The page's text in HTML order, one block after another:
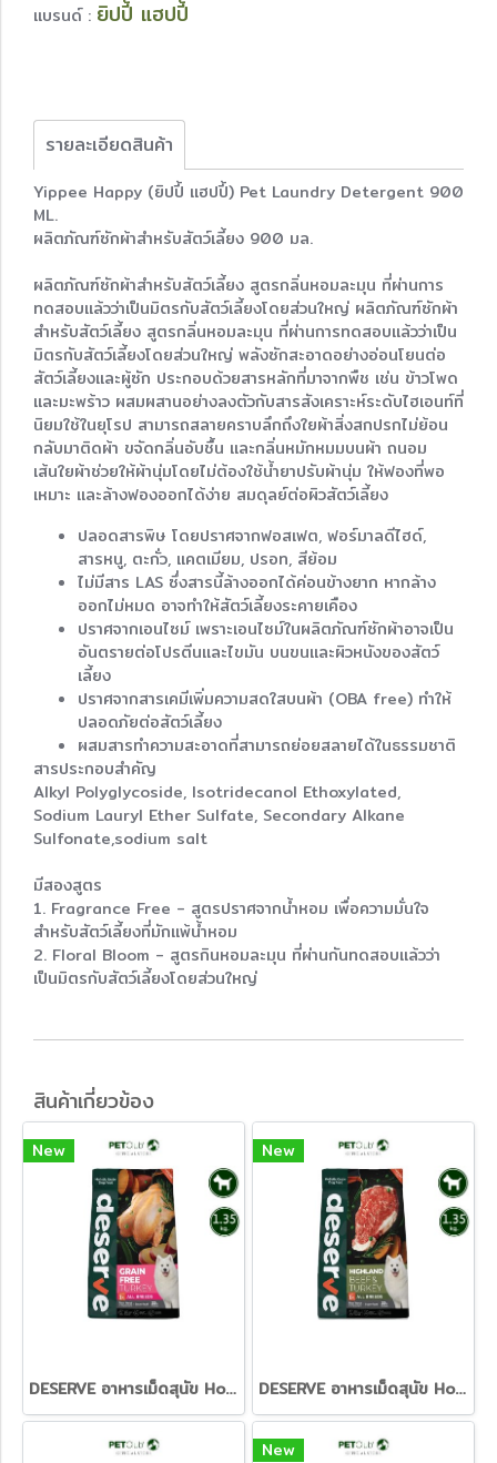
แบรนด์ : ยิปปี้ แฮปปี้
รายละเอียดสินค้า
Yippee Happy (ยิปปี้ แฮปปี้) Pet Laundry Detergent 900
ML.
ผลิตภัณฑ์ซักผ้าสำหรับสัตว์เลี้ยง 900 มล.
ผลิตภัณฑ์ซักผ้าสำหรับสัตว์เลี้ยง สูตรกลิ่นหอมละมุน ที่ผ่านการ
ทดสอบแล้วว่าเป็นมิตรกับสัตว์เลี้ยงโดยส่วนใหญ่ ผลิตภัณฑ์ซักผ้า
สำหรับสัตว์เลี้ยง สูตรกลิ่นหอมละมุน ที่ผ่านการทดสอบแล้วว่าเป็น
มิตรกับสัตว์เลี้ยงโดยส่วนใหญ่ พลังซักสะอาดอย่างอ่อนโยนต่อ
สัตว์เลี้ยงและผู้ซัก ประกอบด้วยสารหลักที่มาจากพืช เช่น ข้าวโพด
และมะพร้าว ผสมผสานอย่างลงตัวกับสารสังเคราะห์ระดับไฮเอนท์ที่
นิยมใช้ในยุโรป สามารถสลายคราบลึกถึงใยผ้าสิ่งสกปรกไม่ย้อน
กลับมาติดผ้า ขจัดกลิ่นอับชื้น และกลิ่นหมักหมมบนผ้า ถนอม
เส้นใยผ้าช่วยให้ผ้านุ่มโดยไม่ต้องใช้น้ำยาปรับผ้านุ่ม ให้ฟองที่พอ
เหมาะ และล้างฟองออกได้ง่าย สมดุลย์ต่อผิวสัตว์เลี้ยง
ปลอดสารพิษ โดยปราศจากฟอสเฟต, ฟอร์มาลดีไฮด์,
สารหนู, ตะกั่ว, แคตเมียม, ปรอท, สีย้อม
ไม่มีสาร LAS ซึ่งสารนี้ล้างออกได้ค่อนข้างยาก หากล้าง
ออกไม่หมด อาจทำให้สัตว์เลี้ยงระคายเคือง
ปราศจากเอนไซม์ เพราะเอนไซม์ในผลิตภัณฑ์ซักผ้าอาจเป็น
อันตรายต่อโปรตีนและไขมัน บนขนและผิวหนังของสัตว์
เลี้ยง
ปราศจากสารเคมีเพิ่มความสดใสบนผ้า (OBA free) ทำให้
ปลอดภัยต่อสัตว์เลี้ยง
ผสมสารทำความสะอาดที่สามารถย่อยสลายได้ในธรรมชาติ
สารประกอบสำคัญ
Alkyl Polyglycoside, Isotridecanol Ethoxylated,
Sodium Lauryl Ether Sulfate, Secondary Alkane
Sulfonate,sodium salt
มีสองสูตร
1. Fragrance Free - สูตรปราศจากน้ำหอม เพื่อความมั่นใจ
สำหรับสัตว์เลี้ยงที่มักแพ้น้ำหอม
2. Floral Bloom - สูตรกินหอมละมุน ที่ผ่านกันทดสอบแล้วว่า
เป็นมิตรกับสัตว์เลี้ยงโดยส่วนใหญ่
สินค้าเกี่ยวข้อง
New
DESERVE อาหารเม็ดสุนัข Holistic Grain Free สูตร Turkey ควบคุมน้ำหนัก พร้อมสารอาหารครบถ้วน [1.35kg.]
New
DESERVE อาหารเม็ดสุนัข Holistic Grain Free สูตร Beef & Turkey อร่อย จัดเต็ม เสริมสร้างกล้ามเนื้อ [1.35kg.]
New